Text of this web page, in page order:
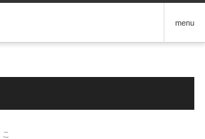
menu
こ